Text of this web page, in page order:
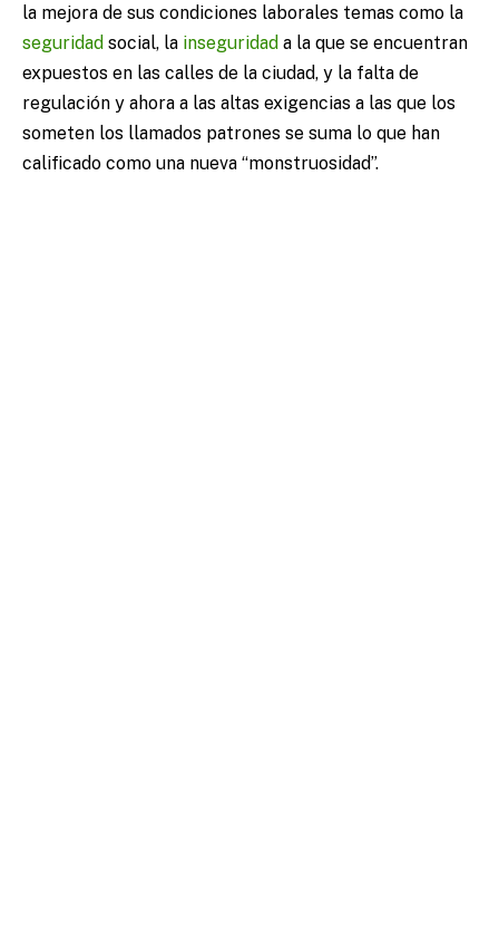
la mejora de sus condiciones laborales temas como la
seguridad social, la inseguridad a la que se encuentran
expuestos en las calles de la ciudad, y la falta de
regulación y ahora a las altas exigencias a las que los
someten los llamados patrones se suma lo que han
calificado como una nueva “monstruosidad”.